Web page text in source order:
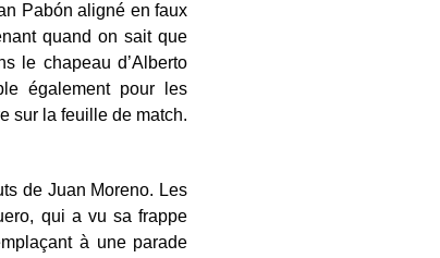
Pabón aligné en faux
quand on sait que
le chapeau d’Alberto
également pour les
sur la feuille de match.
de Juan Moreno. Les
qui a vu sa frappe
à une parade